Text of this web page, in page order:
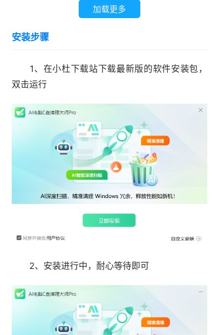
搬家，实现C盘瘦身，让电脑更流畅!
智能识别高占用进程，不关闭运行程序，快速清理
电脑运行内存，让电脑如新机般丝滑流畅。
深度扫描系统垃圾(包括临时文件、日志、缓存
等)，勾选需清理的项目后点击“立即清理”，即可安
全释放空间。
加载更多
安装步骤
1、在小杜下载站下载最新版的软件安装包，
双击运行
2、安装进行中，耐心等待即可